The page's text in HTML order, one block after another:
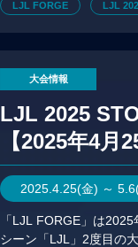
LJL FORGE LJL
大会情報
LJL 2025
【2025年4月
2025.4.25(金) ～
「LJL FORGE」は
シーン「LJL」2度目の